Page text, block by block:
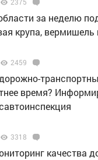
за неделю
крупа,
2459
время?
3318
качества